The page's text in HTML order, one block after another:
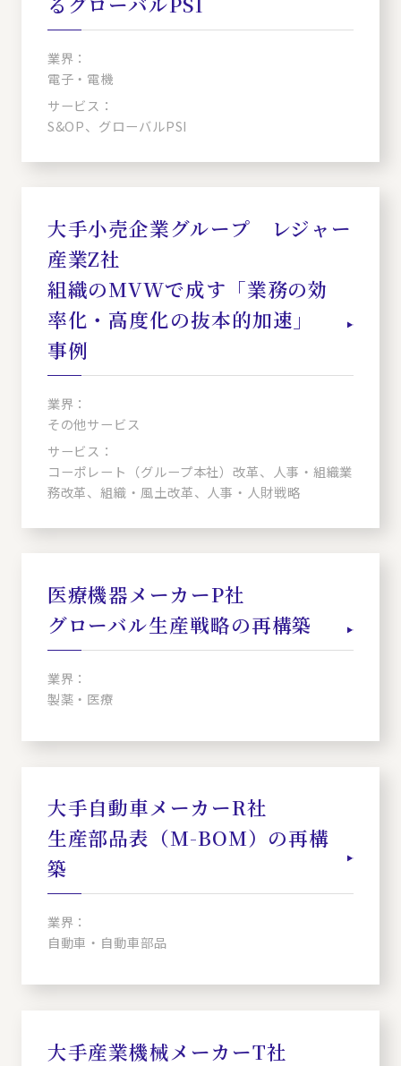
業界：
電子・電機
サービス：
S&OP、グローバルPSI
大手小売企業グループ レジャー
産業Z社
組織のMVWで成す「業務の効
率化・高度化の抜本的加速」
事例
業界：
その他サービス
サービス：
コーポレート（グループ本社）改革、人事・組織業
務改革、組織・風土改革、人事・人財戦略
医療機器メーカーP社
グローバル生産戦略の再構築
業界：
製薬・医療
大手自動車メーカーR社
生産部品表（M-BOM）の再構
築
業界：
自動車・自動車部品
大手産業機械メーカーT社